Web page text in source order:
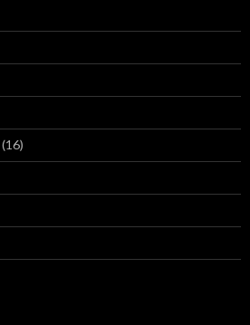
(16)